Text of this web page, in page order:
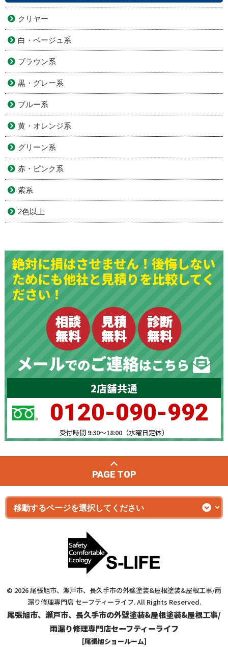
クリヤー
白・ベージュ系
ブラウン系
黒・グレー系
ブルー系
黄・オレンジ系
グリーン系
赤・ピンク系
紫系
2色以上
絶対に損はさせません！後悔しない
ためにも他社と見積りを比較してく
ださい！
2店舗共通
0120-090-992
受付時間 9:30～18:00（水曜日定休）
PAGE TOP
© 2026 尾張旭市、瀬戸市、長久手市の外壁塗装&屋根塗装&屋根工事/雨
漏り修理専門店 セーフティーライフ. All Rights Reserved.
尾張旭市、瀬戸市、長久手市の外壁塗装&屋根塗装&屋根工事/
雨漏り修理専門店セーフティーライフ
[尾張旭ショールーム]